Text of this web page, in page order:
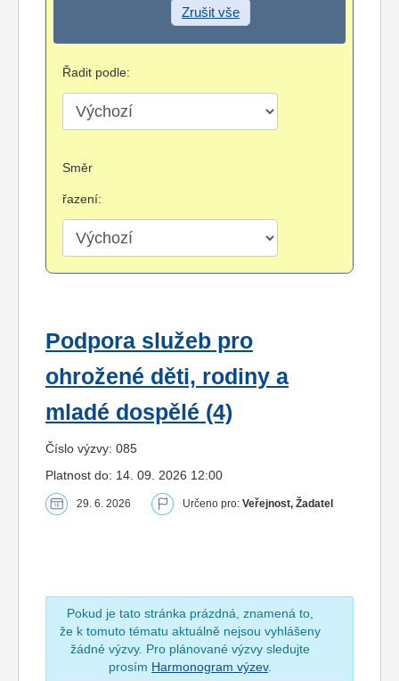
Zrušit vše
Řadit podle:
Směr
řazení:
Podpora služeb pro
ohrožené děti, rodiny a
mladé dospělé (4)
Číslo výzvy: 085
Platnost do: 14. 09. 2026 12:00
29. 6. 2026 Určeno pro: Veřejnost, Žadatel
Pokud je tato stránka prázdná, znamená to,
že k tomuto tématu aktuálně nejsou vyhlášeny
žádné výzvy. Pro plánované výzvy sledujte
prosím Harmonogram výzev.